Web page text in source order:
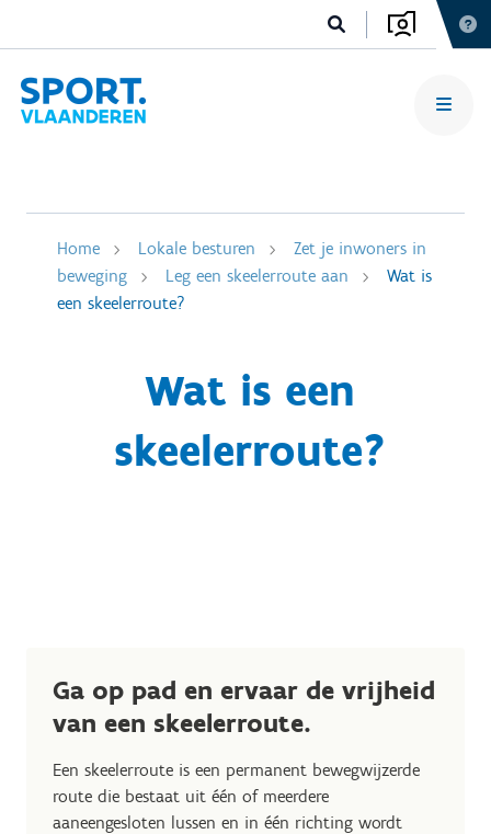
Home Lokale besturen
Zet je inwoners in
beweging
Leg een skeelerroute aan
Wat is
een skeelerroute?
Wat is een
skeelerroute?
Ga op pad en ervaar de vrijheid
van een skeelerroute.
Een skeelerroute is een permanent bewegwijzerde
route die bestaat uit één of meerdere
aaneengesloten lussen en in één richting wordt